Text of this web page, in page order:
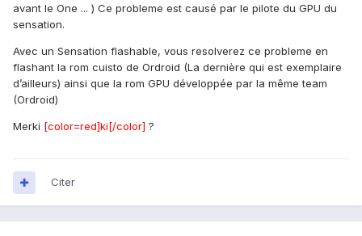
avant le One ... ) Ce probleme est causé par le pilote du GPU du
sensation.
Avec un Sensation flashable, vous resolverez ce probleme en
flashant la rom cuisto de Ordroid (La dernière qui est exemplaire
d’ailleurs) ainsi que la rom GPU développée par la même team
(Ordroid)
Merki [color=red]ki[/color] ?
Citer